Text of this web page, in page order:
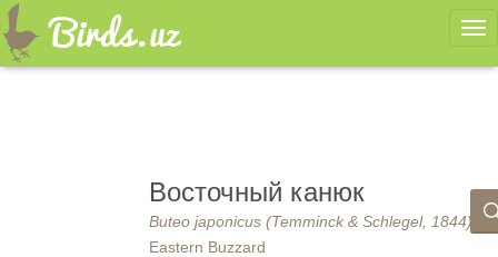
Восточный канюк
Buteo japonicus (Temminck & Schlegel, 1844)
Eastern Buzzard